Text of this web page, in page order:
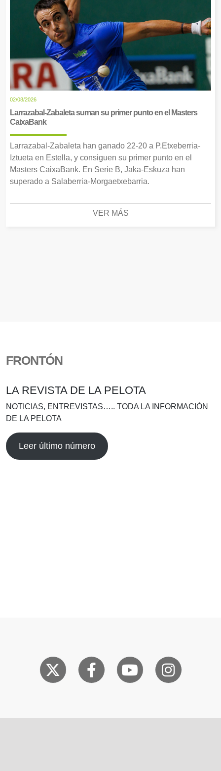
02/08/2026
Larrazabal-Zabaleta suman su primer punto en el Masters
CaixaBank
Larrazabal-Zabaleta han ganado 22-20 a P.Etxeberria-
Iztueta en Estella, y consiguen su primer punto en el
Masters CaixaBank. En Serie B, Jaka-Eskuza han
superado a Salaberria-Morgaetxebarria.
VER MÁS
FRONTÓN
LA REVISTA DE LA PELOTA
NOTICIAS, ENTREVISTAS….. TODA LA INFORMACIÓN
DE LA PELOTA
Leer último número